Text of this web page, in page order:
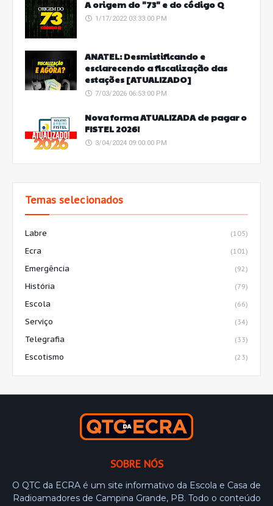
A origem do "73" e do código Q
1/17/2022 03:33:00 PM
ANATEL: Desmistificando e
esclarecendo a fiscalização das
estações [ATUALIZADO]
7/03/2026 06:53:00 PM
Nova forma ATUALIZADA de pagar o
FISTEL 2026!
3/04/2024 09:00:00 PM
Temas selecionados
Labre (105)
Ecra (101)
Emergência (92)
História (79)
Escola (66)
Serviço (34)
Telegrafia (33)
Escotismo (23)
SOBRE NÓS
O QTC da ECRA é um site informativo da Escola e Casa de
Radioamadores de Campina Grande, PB. Todo o conteúdo